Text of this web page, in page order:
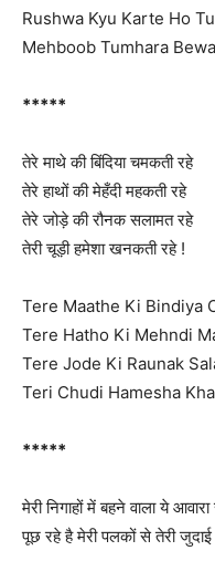
Rushwa Kyu Karte Ho
Mehboob Tumhara
*****
तेरे माथे की बिंदिया चमकती रहे
तेरे हाथों की मेहँदी महकती रहे
तेरे जोड़े की रौनक सलामत रहे
तेरी चूड़ी हमेशा खनकती रहे !
Tere Maathe Ki Bindiya
Tere Hatho Ki Mehndi
Tere Jode Ki Raunak
Teri Chudi Hamesha
*****
मेरी निगाहों में बहने वाला ये
पूछ रहे है मेरी पलकों से तेरी